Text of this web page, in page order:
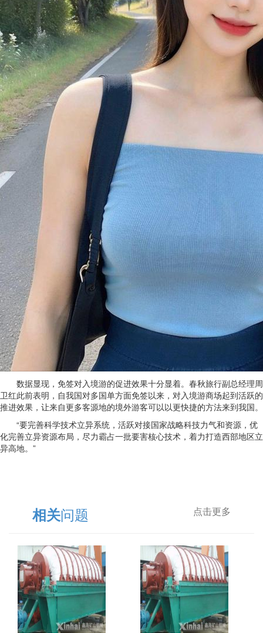
数据显现，免签对入境游的促进效果十分显着。春秋旅行副总经理周
卫红此前表明，自我国对多国单方面免签以来，对入境游商场起到活跃的
推进效果，让来自更多客源地的境外游客可以以更快捷的方法来到我国。
“要完善科学技术立异系统，活跃对接国家战略科技力气和资源，优
化完善立异资源布局，尽力霸占一批要害核心技术，着力打造西部地区立
异高地。”
相关问题 点击更多